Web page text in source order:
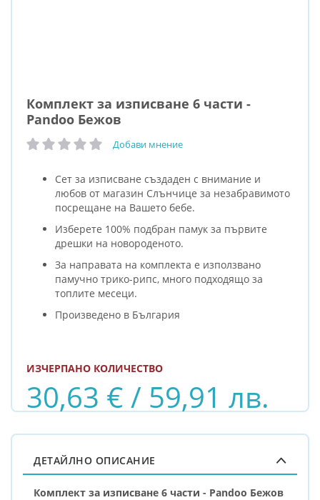
Комплект за изписване 6 части -
Pandoo Бежов
рейтинг: Добави мнение
Сет за изписване създаден с внимание и
любов от магазин Слънчице за незабравимото
посрещане на Вашето бебе.
Изберете 100% подбран памук за първите
дрешки на новороденото.
За направата на комплекта е използвано
памучно трико-рипс, много подходящо за
топлите месеци.
Произведено в България
30,63 € / 59,91 лв.
ИЗЧЕРПАНО КОЛИЧЕСТВО
ДЕТАЙЛНО ОПИСАНИЕ
Комплект за изписване 6 части - Pandoo Бежов